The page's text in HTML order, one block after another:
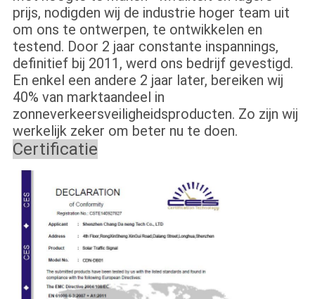
prijs, nodigden wij de industrie hoger team uit
om ons te ontwerpen, te ontwikkelen en
testend. Door 2 jaar constante inspannings,
definitief bij 2011, werd ons bedrijf gevestigd.
En enkel een andere 2 jaar later, bereiken wij
40% van marktaandeel in
zonneverkeersveiligheidsproducten. Zo zijn wij
werkelijk zeker om beter nu te doen.
Certificatie